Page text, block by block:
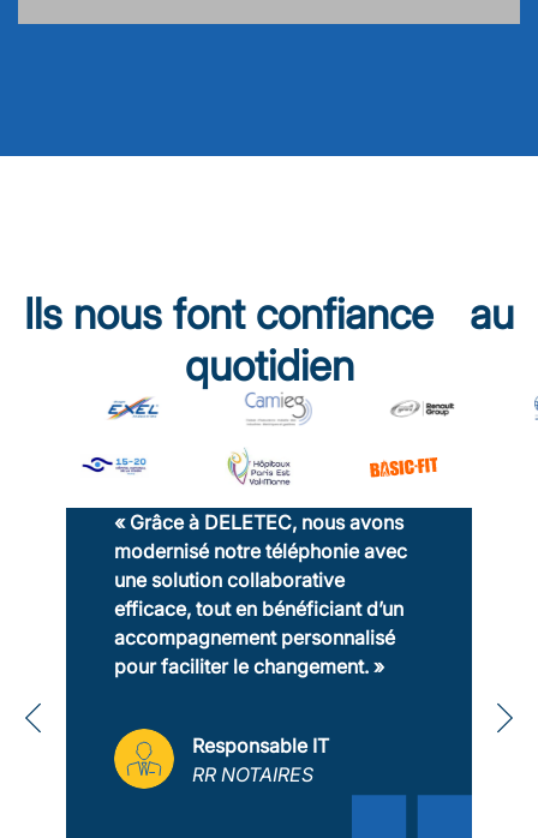
Ils nous font confiance au
quotidien
« Grâce à DELETEC, nous avons
modernisé notre téléphonie avec
une solution collaborative
efficace, tout en bénéficiant d’un
accompagnement personnalisé
pour faciliter le changement. »
Responsable IT
RR NOTAIRES